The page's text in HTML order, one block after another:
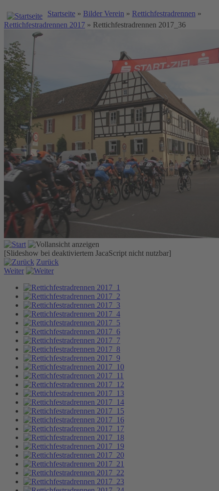
Startseite » Bilder Verein » Rettichfestradrennen »
Rettichfestradrennen 2017 » Rettichfestradrennen 2017_36
[Slideshow bei deaktiviertem JacaScript nicht nutzbar]
Zurück
Weiter